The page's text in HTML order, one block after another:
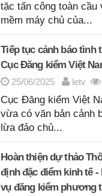
tặc tấn công toàn cầu
mềm máy chủ của...
Tiếp tục cảnh báo tình
Cục Đăng kiểm Việt
25/06/2025 letv
Cục Đăng kiểm Việt
vừa có văn bản cảnh
lừa đảo chủ...
Hoàn thiện dự thảo
định đặc điểm kinh tế -
vụ đăng kiểm phương